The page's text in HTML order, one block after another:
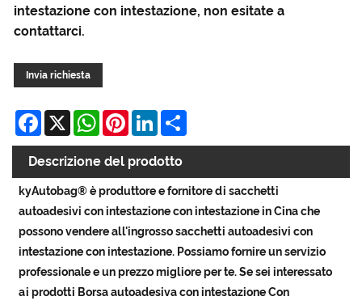
intestazione con intestazione, non esitate a
contattarci.
Invia richiesta
Facebook
X WhatsApp
Pinterest
LinkedIn
Descrizione del prodotto
kyAutobag® è produttore e fornitore di sacchetti
autoadesivi con intestazione con intestazione in Cina che
possono vendere all'ingrosso sacchetti autoadesivi con
intestazione con intestazione. Possiamo fornire un servizio
professionale e un prezzo migliore per te. Se sei interessato
ai prodotti Borsa autoadesiva con intestazione Con